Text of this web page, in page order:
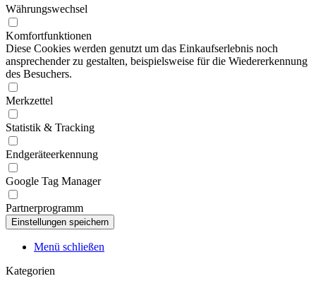
Währungswechsel
Komfortfunktionen
Diese Cookies werden genutzt um das Einkaufserlebnis noch
ansprechender zu gestalten, beispielsweise für die Wiedererkennung
des Besuchers.
Merkzettel
Statistik & Tracking
Endgeräteerkennung
Google Tag Manager
Partnerprogramm
Menü schließen
Kategorien